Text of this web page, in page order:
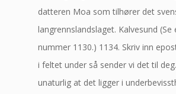
datteren Moa som tilhører det
langrennslandslaget. Kalvesund (Se
nummer 1130.) 1134. Skriv inn
i feltet under så sender vi det til
unaturlig at det ligger i